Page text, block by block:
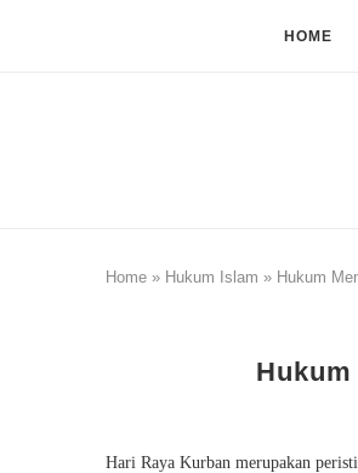
HOME
Home » Hukum Islam » Hukum
Hari Raya Kurban merupakan